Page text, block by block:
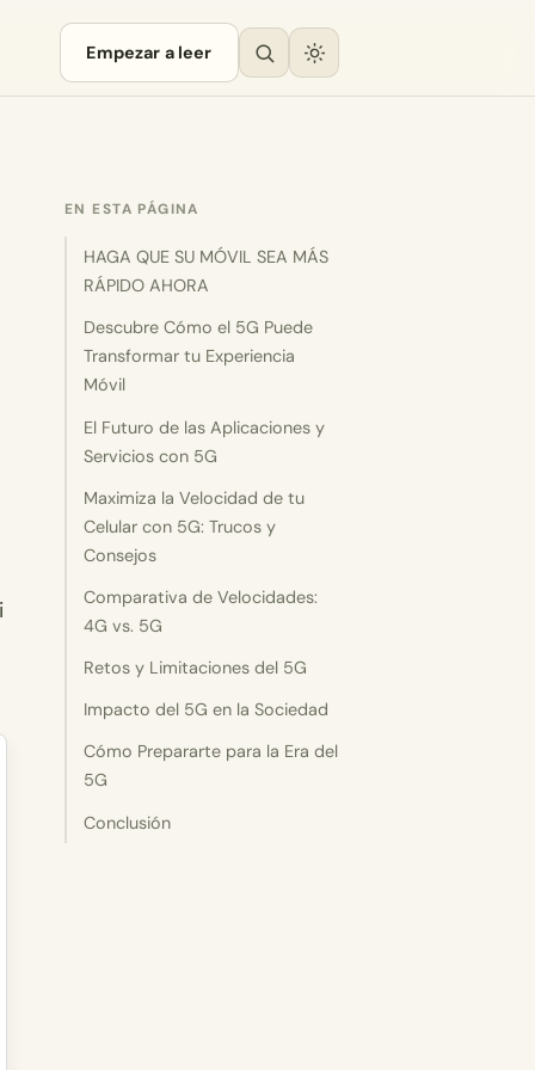
Empezar a leer
EN ESTA PÁGINA
HAGA QUE SU MÓVIL SEA MÁS
RÁPIDO AHORA
Descubre Cómo el 5G Puede
Transformar tu Experiencia
Móvil
El Futuro de las Aplicaciones y
Servicios con 5G
Maximiza la Velocidad de tu
Celular con 5G: Trucos y
Consejos
Comparativa de Velocidades:
4G vs. 5G
Retos y Limitaciones del 5G
Impacto del 5G en la Sociedad
Cómo Prepararte para la Era del
5G
Conclusión